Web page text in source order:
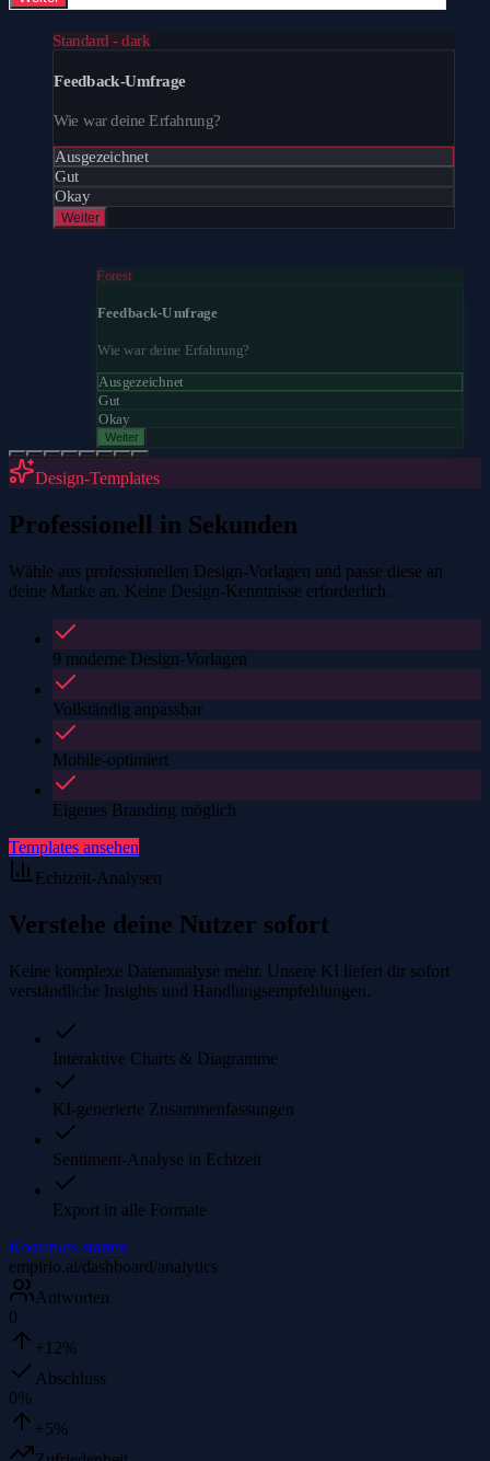
Standard - dark
Feedback-Umfrage
Wie war deine Erfahrung?
Ausgezeichnet
Gut
Okay
Weiter
Forest
Feedback-Umfrage
Wie war deine Erfahrung?
Ausgezeichnet
Gut
Okay
Weiter
Design-Templates
Professionell in Sekunden
Wähle aus professionellen Design-Vorlagen und passe diese an
deine Marke an. Keine Design-Kenntnisse erforderlich.
9 moderne Design-Vorlagen
Vollständig anpassbar
Mobile-optimiert
Eigenes Branding möglich
Templates ansehen
Echtzeit-Analysen
Verstehe deine Nutzer sofort
Keine komplexe Datenanalyse mehr. Unsere KI liefert dir sofort
verständliche Insights und Handlungsempfehlungen.
Interaktive Charts & Diagramme
KI-generierte Zusammenfassungen
Sentiment-Analyse in Echtzeit
Export in alle Formate
Kostenlos starten
empirio.ai/dashboard/analytics
Antworten
0
+12%
Abschluss
0%
+5%